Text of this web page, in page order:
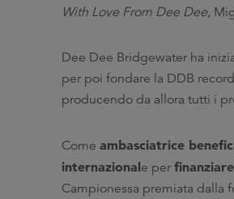
With Love From Dee Dee,
Dee Dee Bridgewater ha
per poi fondare la DDB
producendo da allora tutti i
Come ambasciatrice
internazionale per
Campionessa premiata dalla